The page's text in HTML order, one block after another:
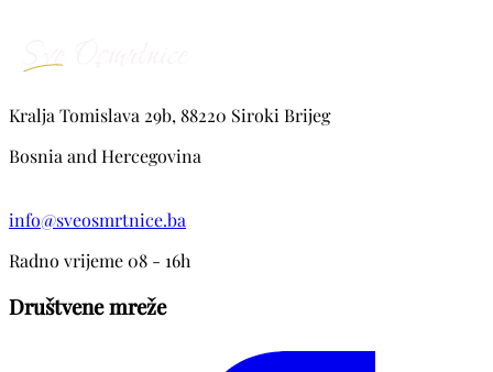
Kralja Tomislava 29b, 88220 Siroki Brijeg
Bosnia and Hercegovina
info@sveosmrtnice.ba
Radno vrijeme 08 - 16h
Društvene mreže